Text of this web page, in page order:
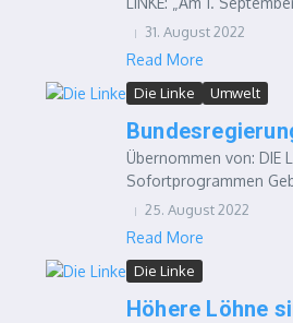
31. August 2022
Read More
Die Linke Umwelt
Übernommen von: DIE
Sofortprogrammen
25. August 2022
Read More
Die Linke
Höhere Löhne